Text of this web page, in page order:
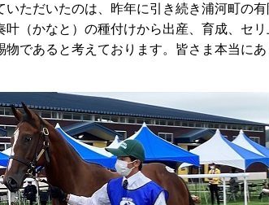
いただいたのは、昨年に引き続き浦河町の
叶（かなと）の種付けから出産、育成、セ
物であると考えております。皆さま本当にあ